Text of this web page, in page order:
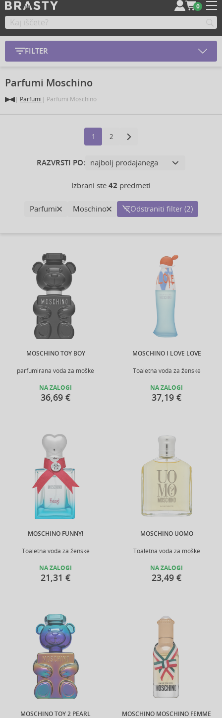
0
FILTER
Parfumi Moschino
Parfumi Parfumi Moschino
1 2
RAZVRSTI PO:
Izbrani ste 42 predmeti
Parfumi Moschino Odstraniti filter (2)
MOSCHINO TOY BOY
parfumirana voda za moške
NA ZALOGI
36,69 €
MOSCHINO I LOVE LOVE
Toaletna voda za ženske
NA ZALOGI
37,19 €
MOSCHINO FUNNY!
Toaletna voda za ženske
NA ZALOGI
21,31 €
MOSCHINO UOMO
Toaletna voda za moške
NA ZALOGI
23,49 €
MOSCHINO TOY 2 PEARL MOSCHINO MOSCHINO FEMME